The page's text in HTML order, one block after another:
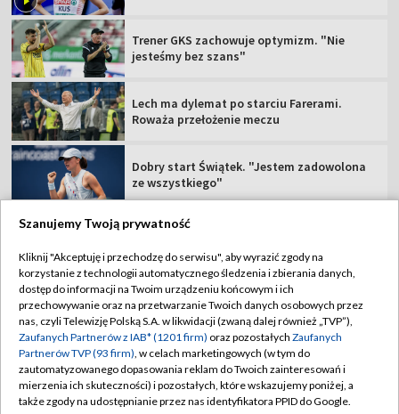
Trener GKS zachowuje optymizm. "Nie
jesteśmy bez szans"
Lech ma dylemat po starciu Farerami.
Roważa przełożenie meczu
Dobry start Świątek. "Jestem zadowolona
ze wszystkiego"
TVP
Abonament TVP
Sklep TVP
Biuro Reklamy
Oferta Handlowa
Regulamin TVP
Polityka prywatności
Moje zgody
Biuro reklamy
Szanujemy Twoją prywatność
Kliknij "Akceptuję i przechodzę do serwisu", aby wyrazić zgody na
korzystanie z technologii automatycznego śledzenia i zbierania danych,
dostęp do informacji na Twoim urządzeniu końcowym i ich
przechowywanie oraz na przetwarzanie Twoich danych osobowych przez
nas, czyli Telewizję Polską S.A. w likwidacji (zwaną dalej również „TVP”),
Zaufanych Partnerów z IAB* (1201 firm) oraz pozostałych Zaufanych
Partnerów TVP (93 firm), w celach marketingowych (w tym do
zautomatyzowanego dopasowania reklam do Twoich zainteresowań i
mierzenia ich skuteczności) i pozostałych, które wskazujemy poniżej, a
także zgody na udostępnianie przez nas identyfikatora PPID do Google.